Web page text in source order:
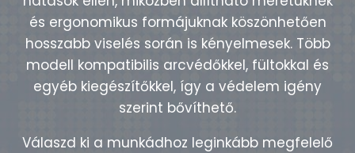
és ergonomikus formájuknak köszönhetően
hosszabb viselés során is kényelmesek. Több
modell kompatibilis arcvédőkkel, fültokkal és
egyéb kiegészítőkkel, így a védelem igény
szerint bővíthető.
Válaszd ki a munkádhoz leginkább megfelelő